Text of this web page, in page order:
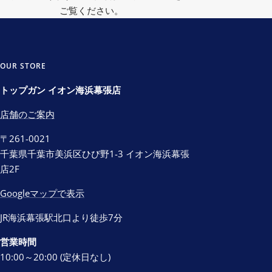
ご覧ください。
OUR STORE
トップガン イオン海浜幕張店
店舗のご案内
〒261-0021
千葉県千葉市美浜区ひび野1-3 イオン海浜幕張
店2F
Googleマップで表示
JR海浜幕張駅北口より徒歩7分
営業時間
10:00～20:00 (定休日なし)